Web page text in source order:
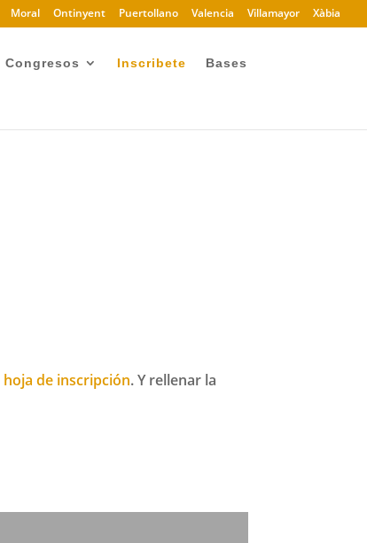
Moral Ontinyent Puertollano Valencia Villamayor Xàbia
Congresos Inscribete Bases
hoja de inscripción. Y rellenar la